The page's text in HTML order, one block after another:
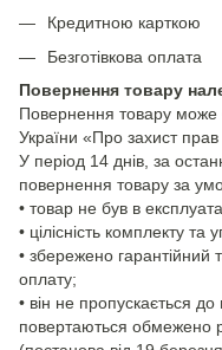
Кредитною карткою
Безготівкова оплата
Повернення товару
Повернення товару може
України «Про захист прав
У період 14 днів, за
повернення товару за
• товар не був в
• цілісність комплекту
• збережено гарантійний
оплату;
• він не пропускається до
повертаються обмежено